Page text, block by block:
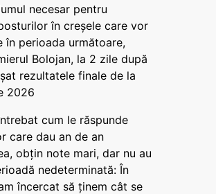
necesar pentru
în creșele care vor
în perioada următoare,
Bolojan, la 2 zile după
rezultatele finale de la
2026
cum le răspunde
care dau an de an
obțin note mari, dar nu au
nedeterminată: În
încercat să ținem cât se